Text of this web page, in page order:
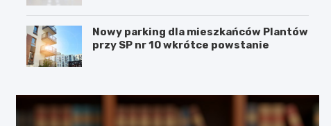
Nowy parking dla mieszkańców Plantów
przy SP nr 10 wkrótce powstanie